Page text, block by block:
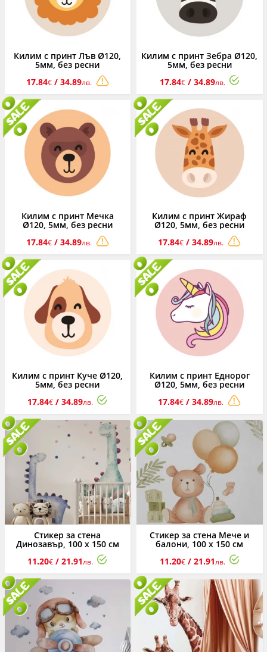
Килим с принт Лъв Ø120,
5мм, без ресни
17.84€/ 34.89лв.
Килим с принт Зебра Ø120,
5мм, без ресни
17.84€/ 34.89лв.
Килим с принт Мечка
Ø120, 5мм, без ресни
17.84€/ 34.89лв.
Килим с принт Жираф
Ø120, 5мм, без ресни
17.84€ / 34.89лв.
Килим с принт Куче Ø120,
5мм, без ресни
17.84€ / 34.89лв.
Килим с принт Еднорог
Ø120, 5мм, без ресни
17.84€ / 34.89лв.
Стикер за стена
Динозавър, 100 х 150 см
11.20€ / 21.91лв.
Стикер за стена Мече и
балони, 100 х 150 см
11.20€/ 21.91лв.